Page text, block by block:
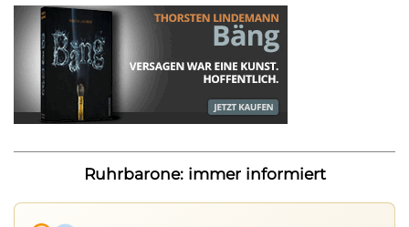
Ruhrbarone: immer informiert